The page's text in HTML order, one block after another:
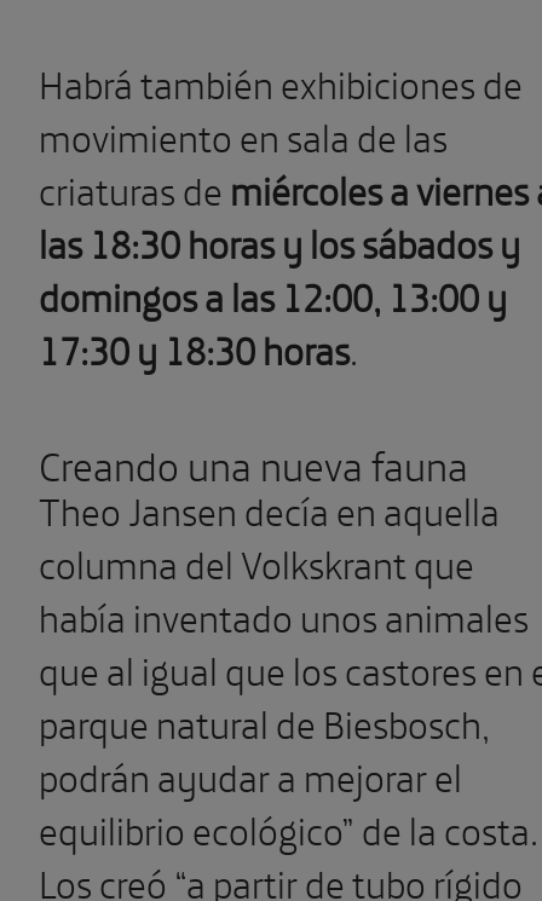
Habrá también exhibiciones de
movimiento en sala de las
criaturas de miércoles a viernes
las 18:30 horas y los sábados y
domingos a las 12:00, 13:00 y
17:30 y 18:30 horas.
Creando una nueva fauna
Theo Jansen decía en aquella
columna del Volkskrant que
había inventado unos animales
que al igual que los castores en
parque natural de Biesbosch,
podrán ayudar a mejorar el
equilibrio ecológico” de la costa.
Los creó “a partir de tubo rígido